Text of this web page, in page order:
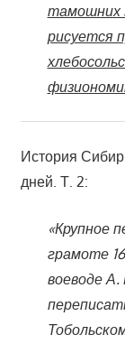
тамошних
рисуется
История
дней. Т. 2:
«Крупное
грамоте
воеводе